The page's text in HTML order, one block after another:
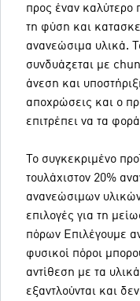
προς έναν καλύτερο
τη φύση και
ανανεώσιμα υλικά.
συνδυάζεται με
άνεση και
αποχρώσεις και ο
επιτρέπει να τα
Το συγκεκριμένο
τουλάχιστον 20%
ανανεώσιμων
επιλογές για τη
πόρων Επιλέγουμε
φυσικοί πόροι
αντίθεση με τα
εξαντλούνται και